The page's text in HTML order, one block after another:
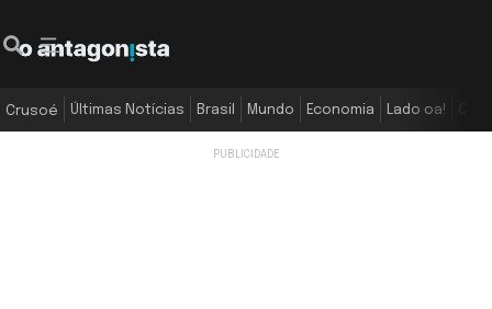
Crusoé Últimas Notícias Brasil Mundo Economia Lado oa!